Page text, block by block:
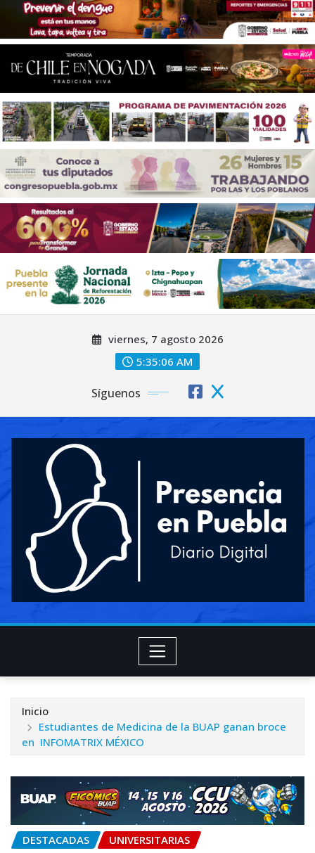
viernes, 7 agosto 2026
5:35:08 AM
Síguenos
Inicio
Estudiantes de Medicina de la BUAP ganan broce
en INFOMATRIX MÉXICO
DESTACADAS UNIVERSITARIAS